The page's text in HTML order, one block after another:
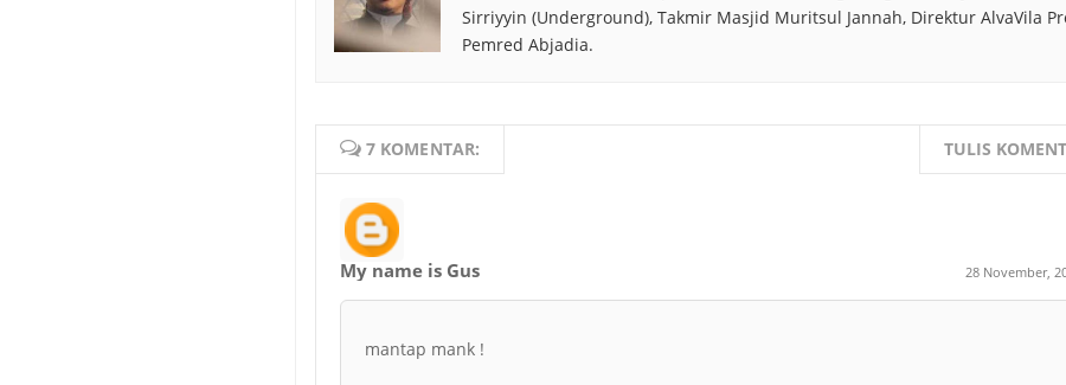
Sirriyyin (Underground), Takmir Masjid Muritsul Jannah, Direktur AlvaVila
Pemred Abjadia.
7 KOMENTAR: TULIS
My name is Gus 28 November,
mantap mank !